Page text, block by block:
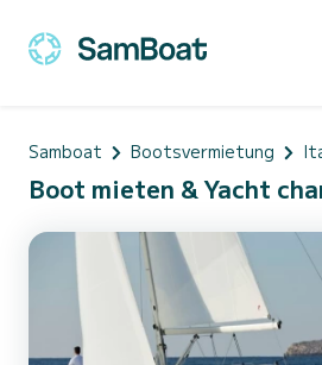
Samboat Bootsvermietung
Boot mieten & Yacht